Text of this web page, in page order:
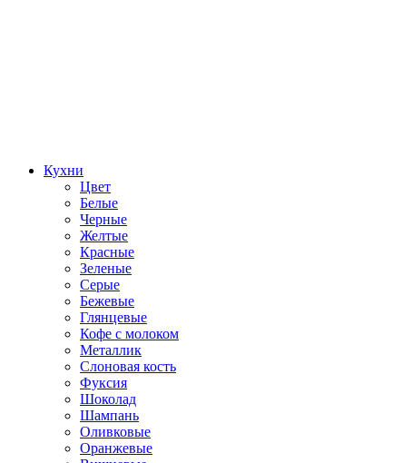
Кухни
Цвет
Белые
Черные
Желтые
Красные
Зеленые
Серые
Бежевые
Глянцевые
Кофе с молоком
Металлик
Слоновая кость
Фуксия
Шоколад
Шампань
Оливковые
Оранжевые